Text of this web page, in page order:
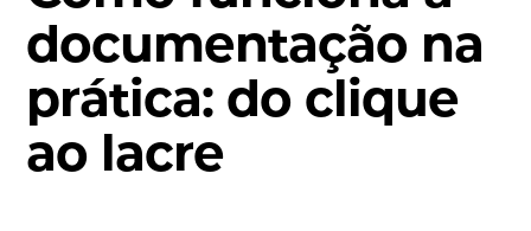
documentação na
prática: do clique
ao lacre